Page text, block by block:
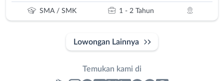
SMA / SMK 1 - 2 Tahun
Lowongan Lainnya
Temukan kami di